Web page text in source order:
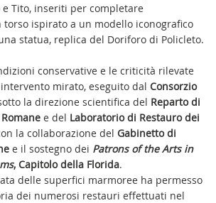
Tito, inseriti per completare
ispirato a un modello iconografico
statua, replica del Doriforo di Policleto.
conservative e le criticità rilevate
mirato, eseguito dal Consorzio
la direzione scientifica del Reparto di
e del Laboratorio di Restauro dei
la collaborazione del Gabinetto di
e il sostegno dei Patrons of the Arts in
, Capitolo della Florida.
delle superfici marmoree ha permesso
dei numerosi restauri effettuati nel